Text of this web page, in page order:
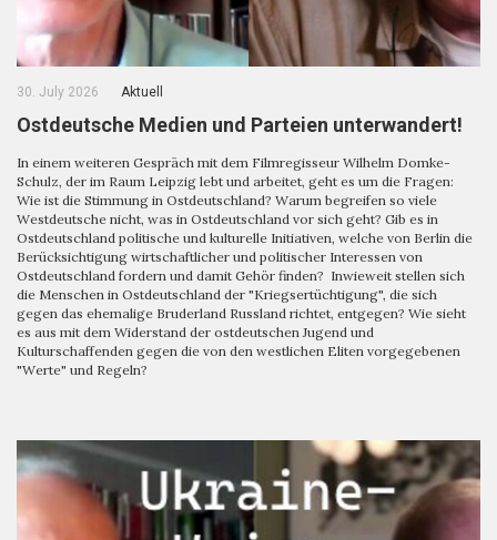
30. July 2026 Aktuell
Ostdeutsche Medien und Parteien unterwandert!
In einem weiteren Gespräch mit dem Filmregisseur Wilhelm Domke-
Schulz, der im Raum Leipzig lebt und arbeitet, geht es um die Fragen:
Wie ist die Stimmung in Ostdeutschland? Warum begreifen so viele
Westdeutsche nicht, was in Ostdeutschland vor sich geht? Gib es in
Ostdeutschland politische und kulturelle Initiativen, welche von Berlin die
Berücksichtigung wirtschaftlicher und politischer Interessen von
Ostdeutschland fordern und damit Gehör finden? Inwieweit stellen sich
die Menschen in Ostdeutschland der "Kriegsertüchtigung", die sich
gegen das ehemalige Bruderland Russland richtet, entgegen? Wie sieht
es aus mit dem Widerstand der ostdeutschen Jugend und
Kulturschaffenden gegen die von den westlichen Eliten vorgegebenen
"Werte" und Regeln?